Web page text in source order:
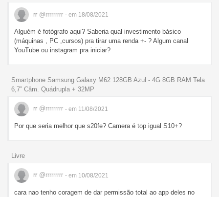
rr @rrrrrrrrr - em 18/08/2021
Alguém é fotógrafo aqui? Saberia qual investimento básico
(máquinas , PC ,cursos) pra tirar uma renda +- ? Algum canal
YouTube ou instagram pra iniciar?
Smartphone Samsung Galaxy M62 128GB Azul - 4G 8GB RAM Tela
6,7” Câm. Quádrupla + 32MP
rr @rrrrrrrrr - em 11/08/2021
Por que seria melhor que s20fe? Camera é top igual S10+?
Livre
rr @rrrrrrrrr - em 10/08/2021
cara nao tenho coragem de dar permissão total ao app deles no